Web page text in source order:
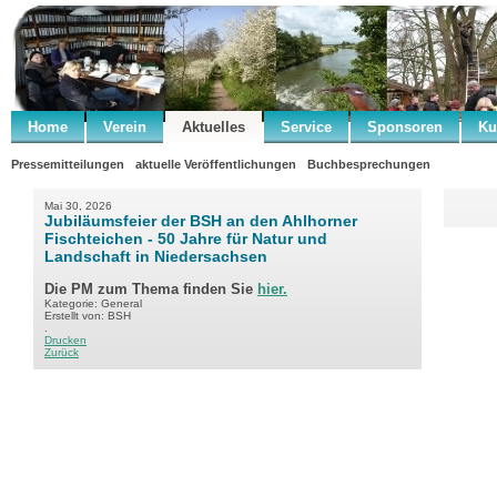
Home Verein Aktuelles Service Sponsoren
Pressemitteilungen aktuelle Veröffentlichungen Buchbesprechungen
Mai 30, 2026
Jubiläumsfeier der BSH an den Ahlhorner
Fischteichen - 50 Jahre für Natur und
Landschaft in Niedersachsen
Die PM zum Thema finden Sie hier.
Kategorie: General
Erstellt von: BSH
Drucken
Zurück